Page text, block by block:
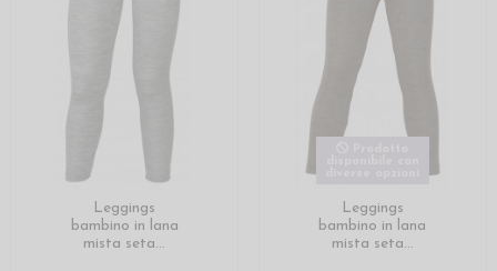
Leggings
bambino in lana
mista seta...
Leggings
bambino in lana
mista seta...